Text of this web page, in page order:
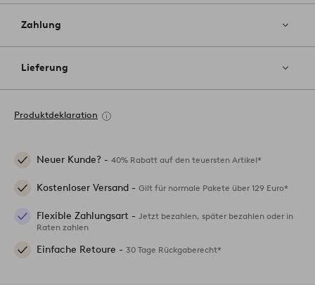
Zahlung
Lieferung
Produktdeklaration
Neuer Kunde? - 40% Rabatt auf den teuersten Artikel*
Kostenloser Versand - Gilt für normale Pakete über 129 Euro*
Flexible Zahlungsart - Jetzt bezahlen, später bezahlen oder in
Raten zahlen
Einfache Retoure - 30 Tage Rückgaberecht*